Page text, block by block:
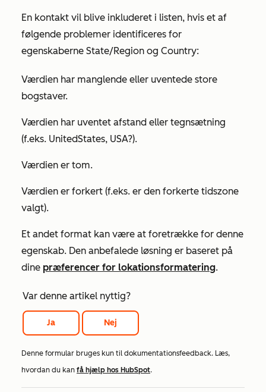
En kontakt vil blive inkluderet i listen, hvis et af
følgende problemer identificeres for
egenskaberne State/Region og Country:
Værdien har manglende eller uventede store
bogstaver.
Værdien har uventet afstand eller tegnsætning
(f.eks. UnitedStates, USA?).
Værdien er tom.
Værdien er forkert (f.eks. er den forkerte tidszone
valgt).
Et andet format kan være at foretrække for denne
egenskab. Den anbefalede løsning er baseret på
dine præferencer for lokationsformatering.
Var denne artikel nyttig?
Ja Nej
Denne formular bruges kun til dokumentationsfeedback. Læs,
hvordan du kan få hjælp hos HubSpot.